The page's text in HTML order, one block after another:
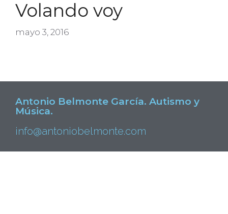
Volando voy
mayo 3, 2016
Antonio Belmonte García. Autismo y
Música.
info@antoniobelmonte.com